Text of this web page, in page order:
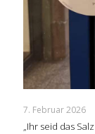
7. Februar 2026
„Ihr seid das